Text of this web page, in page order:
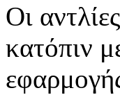
Οι
κατόπιν